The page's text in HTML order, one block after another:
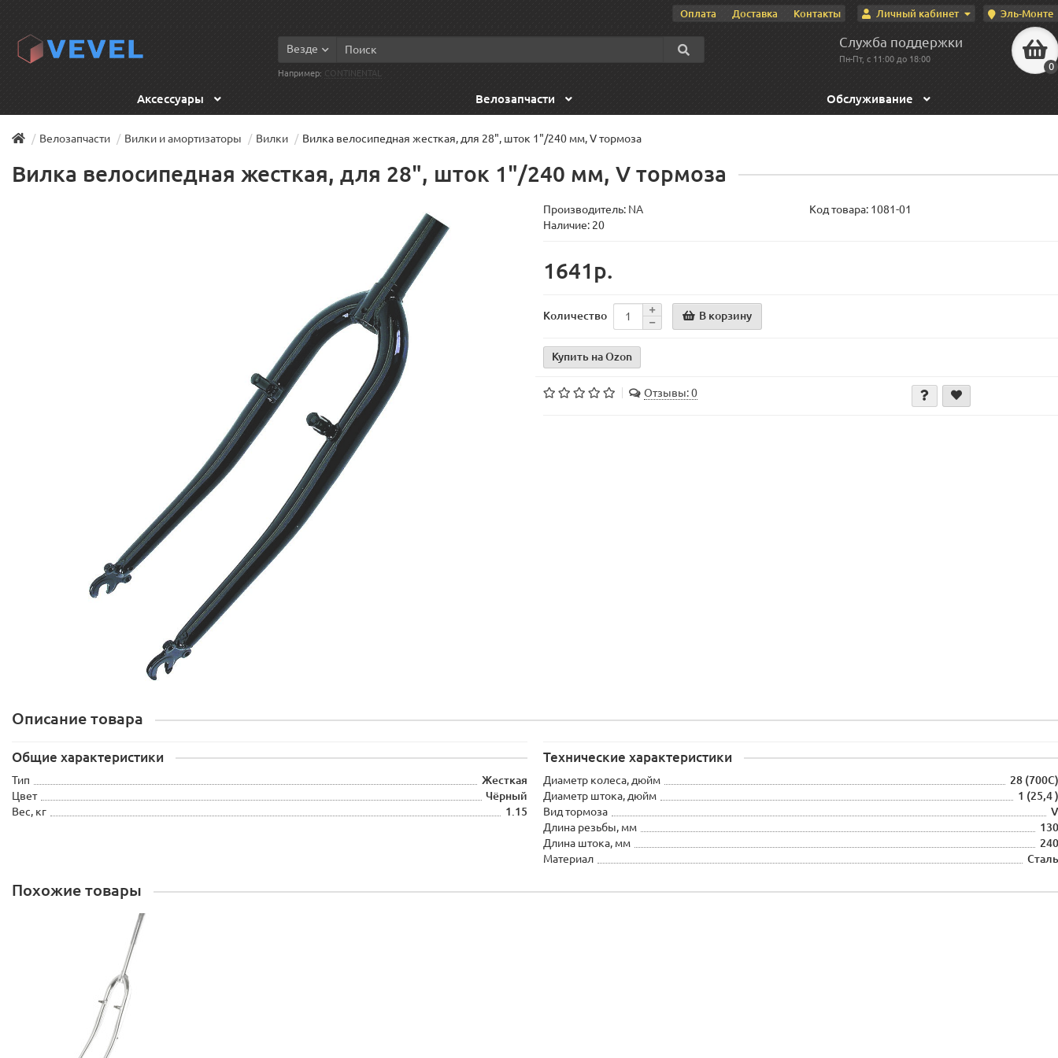
Эль-Монте
Личный кабинет
Оплата Доставка Контакты
Служба поддержки
Пн-Пт, с 11:00 до 18:00
0
Везде
Например: CONTINENTAL
Аксессуары Велозапчасти Обслуживание
Велозапчасти Вилки и амортизаторы Вилки Вилка велосипедная жесткая, для 28", шток 1"/240 мм, V тормоза
Вилка велосипедная жесткая, для 28", шток 1"/240 мм, V тормоза
Производитель: NA Код товара: 1081-01
Наличие: 20
1641р.
Количество В корзину
Купить на Ozon
Отзывы: 0
Описание товара
Общие характеристики
Тип
Жесткая
Цвет
Чёрный
Вес, кг
1.15
Технические характеристики
Диаметр колеса, дюйм
28 (700С)
Диаметр штока, дюйм
1 (25,4 )
Вид тормоза
V
Длина резьбы, мм
130
Длина штока, мм
240
Материал
Сталь
Похожие товары